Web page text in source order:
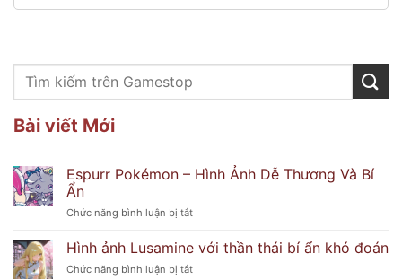
Bài viết Mới
Espurr Pokémon – Hình Ảnh Dễ Thương Và Bí
Ẩn
Chức năng bình luận bị tắtở
Pokémon
–
Hình
Hình ảnh Lusamine với thần thái bí ẩn khó đoán
Chức năng bình luận bị tắtở